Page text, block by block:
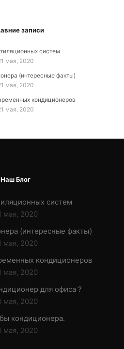
записи
систем
мая, 2020
(интересные факты)
мая, 2020
кондиционеров
мая, 2020
Наш Блог
систем
мая, 2020
(интересные факты)
мая, 2020
кондиционеров
мая, 2020
для офиса ?
мая, 2020
кондиционера.
мая, 2020